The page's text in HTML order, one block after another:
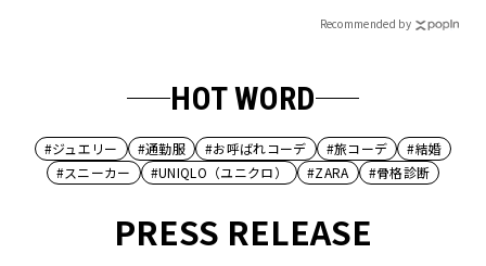
Recommended by
HOT WORD
#ジュエリー #通勤服 #お呼ばれコーデ #旅コーデ
#結婚
#スニーカー
#UNIQLO（ユニクロ） #ZARA #骨格診断
PRESS RELEASE